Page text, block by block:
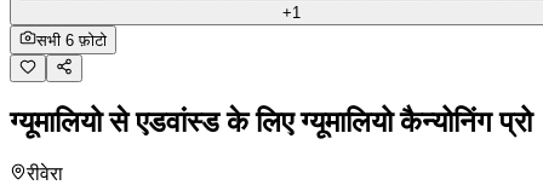
+1
सभी 6 फ़ोटो
ग्यूमालियो से एडवांस्ड के लिए ग्यूमालियो कैन्योनिंग प्रो
रीवेरा